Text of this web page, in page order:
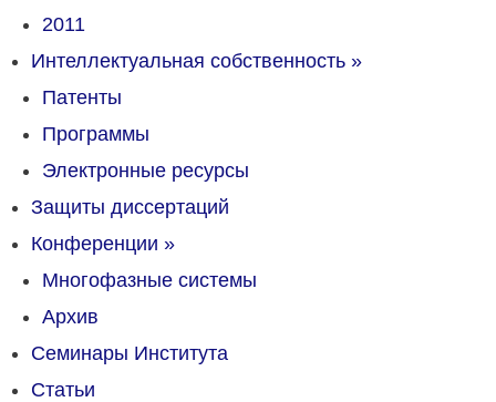
2011
Интеллектуальная собственность »
Патенты
Программы
Электронные ресурсы
Защиты диссертаций
Конференции »
Многофазные системы
Архив
Семинары Института
Статьи